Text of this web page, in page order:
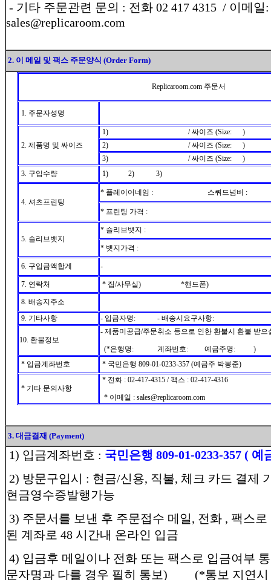
- 기타 주문관련 문의 : 전화 02 417 4315 / 이메일:
sales@replicaroom.com
2. 이 메일 및 팩스 주문양식 (Order Form)
Replicaroom.com 주문서
1. 주문자성명
2. 제품명 및 싸이즈
1) / 싸이즈 (Size: )
2) / 싸이즈 (Size: )
3) / 싸이즈 (Size: )
3. 구입수량
1) 2) 3)
4. 셔츠프린팅
* 플레이어네임 : 스쿼드넘버 :
* 프린팅 가격 :
5. 슬리브뱃지
* 슬리브뱃지 :
* 뱃지가격 :
6. 구입금액합계 -
7. 연락처 * 집/사무실) *핸드폰)
8. 배송지주소
9. 기타사항
- 입금자명: - 배송시요구사항:
10. 환불정보
- 제품미공급/주문취소 등으로 인한 환불시 환불 받으
(*은행명: 계좌번호: 예금주명: )
* 입금계좌번호
* 국민은행 809-01-0233-357 (예금주 박봉준)
* 기타 문의사항
* 전화 : 02-417-4315 / 팩스 : 02-417-4316
* 이메일 : sales@replicaroom.com
3. 대금결재 (Payment)
1) 입금계좌번호 : 국민은행 809-01-0233-357 ( 예
2) 방문구입시 : 현금/신용, 직불, 체크 카드 결제
현금영수증발행가능
3) 주문서를 보낸 후 주문접수 메일, 전화 , 팩스
된 계좌로 48 시간내 온라인 입금
4) 입금후 메일이나 전화 또는 팩스로 입금여부
문자명과 다를 경우 필히 통보) (*통보 지연시